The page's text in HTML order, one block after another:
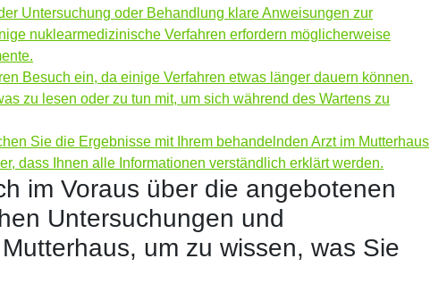
Untersuchung oder Behandlung klare Anweisungen zur
nuklearmedizinische Verfahren erfordern möglicherweise
Besuch ein, da einige Verfahren etwas länger dauern können.
zu lesen oder zu tun mit, um sich während des Wartens zu
Sie die Ergebnisse mit Ihrem behandelnden Arzt im Mutterhaus
dass Ihnen alle Informationen verständlich erklärt werden.
im Voraus über die angebotenen
Untersuchungen und
um zu wissen, was Sie